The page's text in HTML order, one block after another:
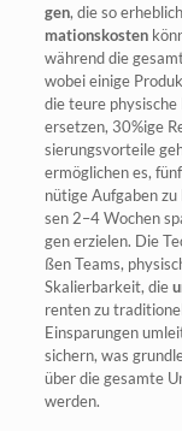
gen, die so
ma­ti­ons­kos­ten
wäh­rend die
wobei eini­ge
die teu­re
erset­zen, 30%ige
sie­rungs­vor­tei­le
ermög­li­chen es,
nü­ti­ge Auf­ga­ben
sen 2–4 Wochen
gen erzie­len. Die
ßen Teams,
Ska­lier­bar­keit, die
ren­ten zu
Ein­spa­run­gen
sichern, was
über die gesam­te
werden.